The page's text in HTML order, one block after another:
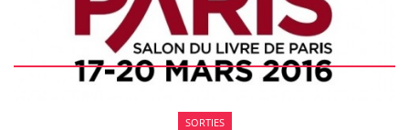
SORTIES